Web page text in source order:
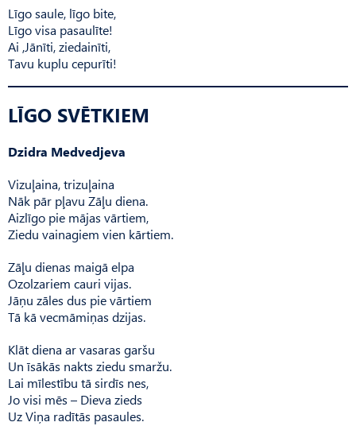
Līgo saule, līgo bite,
Līgo visa pasaulīte!
Ai ,Jānīti, ziedainīti,
Tavu kuplu cepurīti!
LĪGO SVĒTKIEM
Dzidra Medvedjeva
Vizuļaina, trizuļaina
Nāk pār pļavu Zāļu diena.
Aizlīgo pie mājas vārtiem,
Ziedu vainagiem vien kārtiem.
Zāļu dienas maigā elpa
Ozolzariem cauri vijas.
Jāņu zāles dus pie vārtiem
Tā kā vecmāmiņas dzijas.
Klāt diena ar vasaras garšu
Un īsākās nakts ziedu smaržu.
Lai mīlestību tā sirdīs nes,
Jo visi mēs – Dieva zieds
Uz Viņa radītās pasaules.